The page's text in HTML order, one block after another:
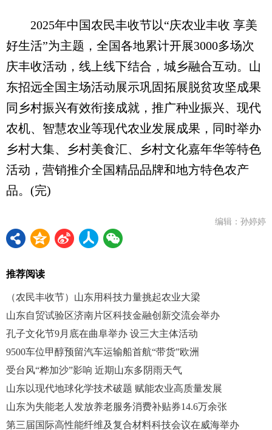
2025年中国农民丰收节以“庆农业丰收 享美
好生活”为主题，全国各地累计开展3000多场次
庆丰收活动，线上线下结合，城乡融合互动。山
东招远全国主场活动展示巩固拓展脱贫攻坚成果
同乡村振兴有效衔接成就，推广种业振兴、现代
农机、智慧农业等现代农业发展成果，同时举办
乡村大集、乡村美食汇、乡村文化嘉年华等特色
活动，营销推介全国精品品牌和地方特色农产
品。(完)
编辑：孙婷婷
推荐阅读
（农民丰收节）山东用科技力量挑起农业大梁
山东自贸试验区济南片区科技金融创新交流会举办
孔子文化节9月底在曲阜举办 设三大主体活动
9500车位甲醇预留汽车运输船首航“带货”欧洲
受台风“桦加沙”影响 近期山东多阴雨天气
山东以现代地球化学技术破题 赋能农业高质量发展
山东为失能老人发放养老服务消费补贴券14.6万余张
第三届国际高性能纤维及复合材料科技会议在威海举办